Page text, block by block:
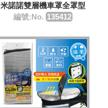
米諾諾雙層機車罩全罩型
編號:No. 135412